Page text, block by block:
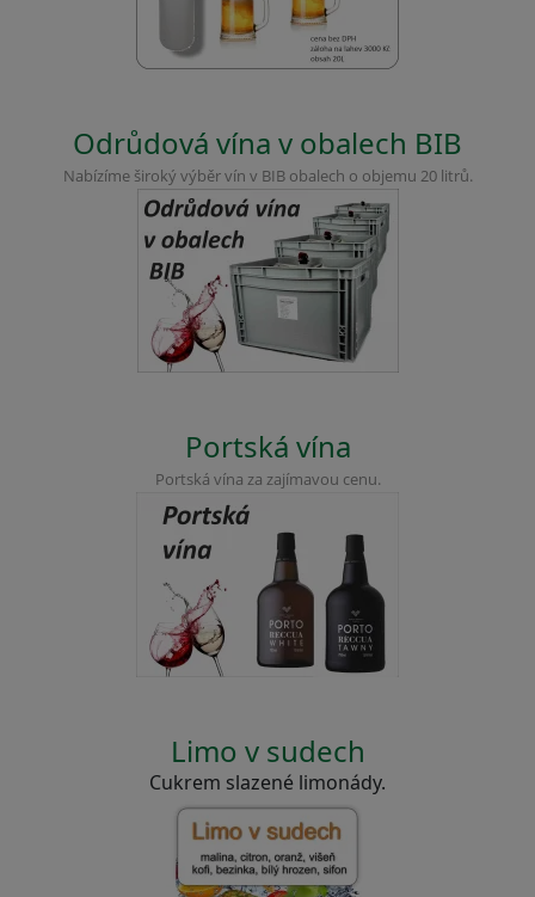
Odrůdová vína v obalech BIB
Nabízíme široký výběr vín v BIB obalech o objemu 20 litrů.
Portská vína
Portská vína za zajímavou cenu.
Limo v sudech
Cukrem slazené limonády.